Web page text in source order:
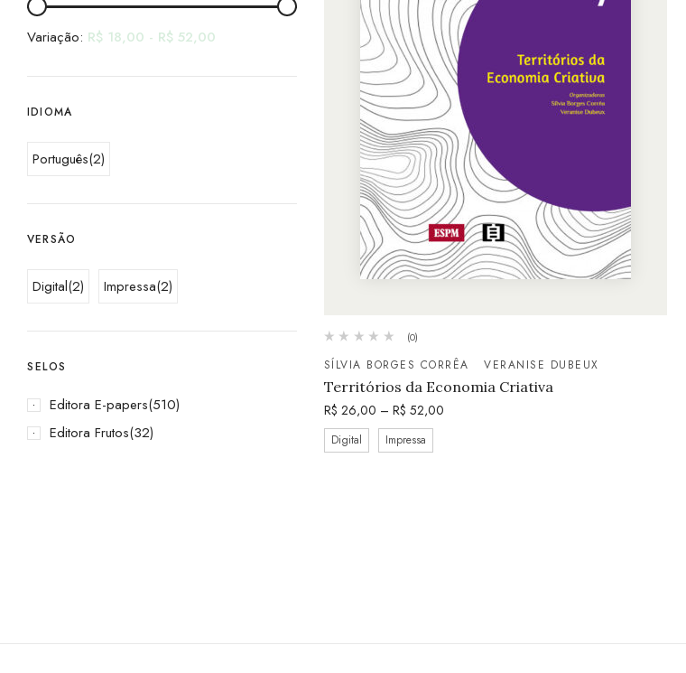
Variação: R$ 18,00 - R$ 52,00
IDIOMA
Português(2)
VERSÃO
Digital(2) Impressa(2)
SELOS
Editora E-papers(510)
Editora Frutos(32)
(0)
SÍLVIA BORGES CORRÊA VERANISE DUBEUX
Territórios da Economia Criativa
R$ 26,00 – R$ 52,00
Digital Impressa